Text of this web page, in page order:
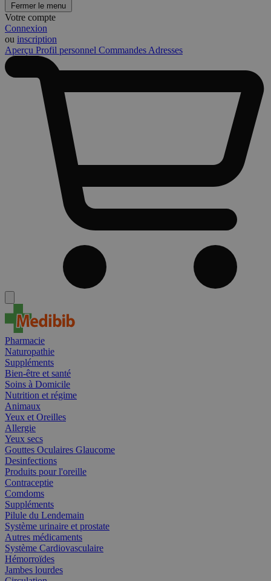
Fermer le menu
Votre compte
Connexion
ou inscription
Aperçu Profil personnel Commandes Adresses
Pharmacie
Naturopathie
Suppléments
Bien-être et santé
Soins à Domicile
Nutrition et régime
Animaux
Yeux et Oreilles
Allergie
Yeux secs
Gouttes Oculaires Glaucome
Desinfections
Produits pour l'oreille
Contraceptie
Comdoms
Suppléments
Pilule du Lendemain
Système urinaire et prostate
Autres médicaments
Système Cardiovasculaire
Hémorroïdes
Jambes lourdes